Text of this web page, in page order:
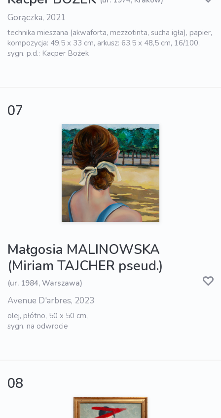
Gorączka, 2021
technika mieszana (akwaforta, mezzotinta, sucha igła), papier,
kompozycja: 49,5 x 33 cm, arkusz: 63,5 x 48,5 cm, 16/100,
sygn. p.d.: Kacper Bożek
07
Małgosia MALINOWSKA
(Miriam TAJCHER pseud.)
(ur. 1984, Warszawa)
Avenue D'arbres, 2023
olej, płótno, 50 x 50 cm,
sygn. na odwrocie
08